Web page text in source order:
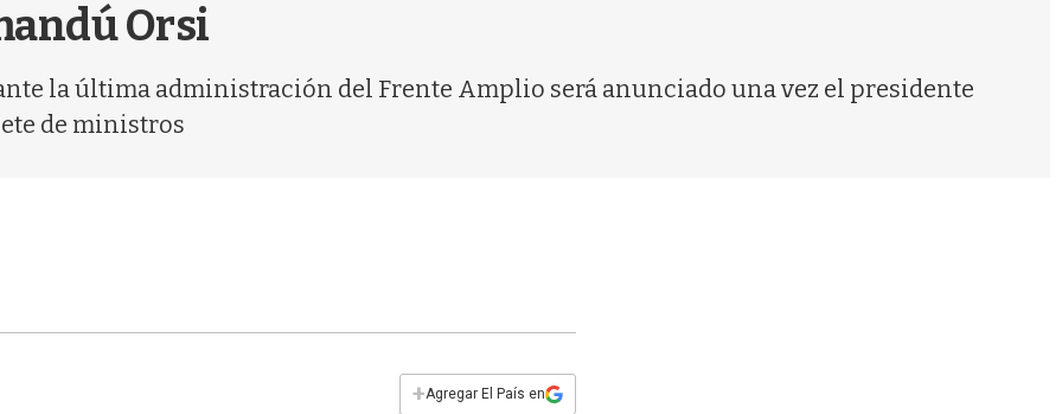
Orsi
la última administración del Frente Amplio será anunciado una vez el presidente
de ministros
+Agregar El País en